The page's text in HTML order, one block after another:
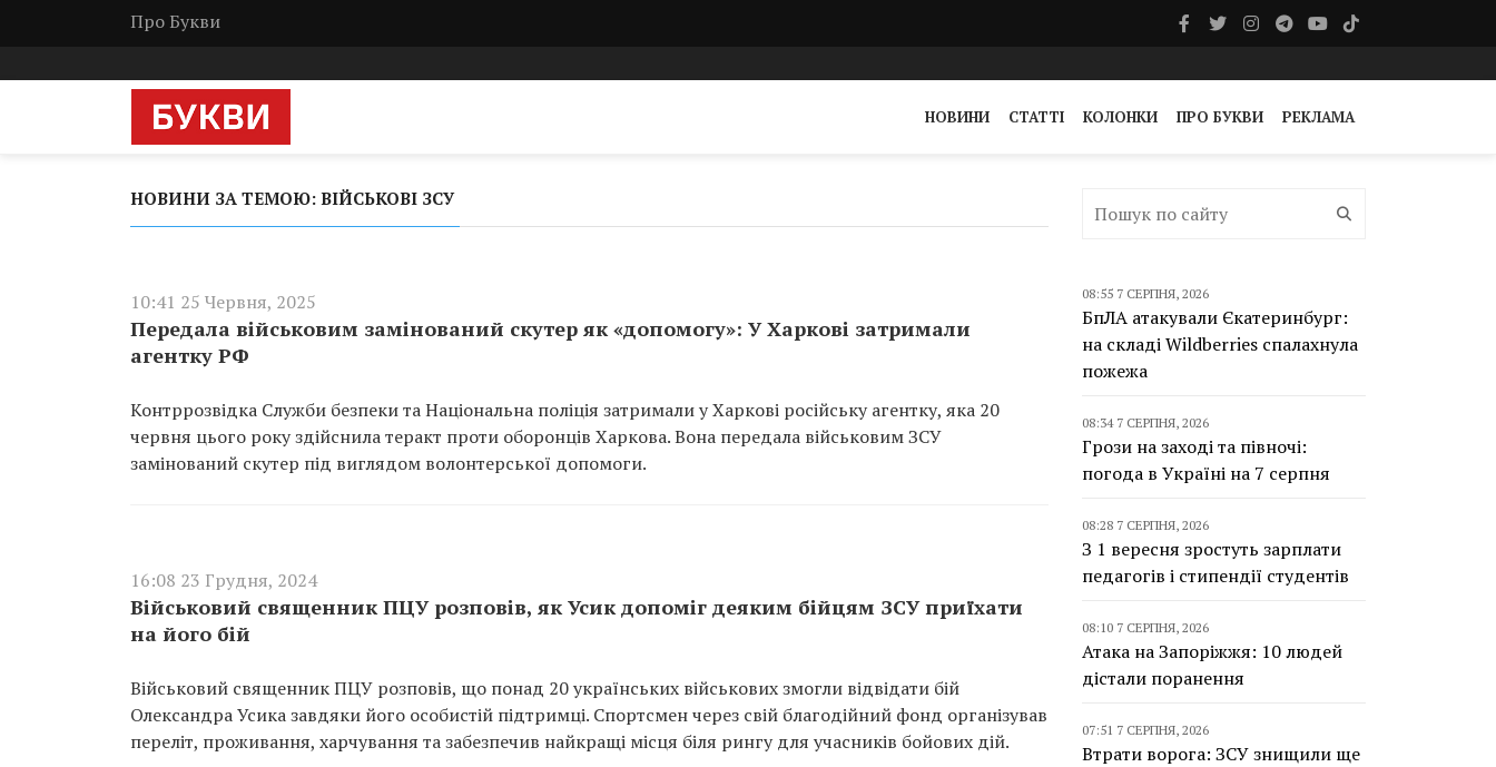
Про Букви
НОВИНИ СТАТТІ КОЛОНКИ ПРО БУКВИ РЕКЛАМА
НОВИНИ ЗА ТЕМОЮ: ВІЙСЬКОВІ ЗСУ
10:41 25 Червня, 2025
Передала військовим замінований скутер як «допомогу»: У Харкові затримали
агентку РФ
Контррозвідка Служби безпеки та Національна поліція затримали у Харкові російську агентку, яка 20
червня цього року здійснила теракт проти оборонців Харкова. Вона передала військовим ЗСУ
замінований скутер під виглядом волонтерської допомоги.
16:08 23 Грудня, 2024
Військовий священник ПЦУ розповів, як Усик допоміг деяким бійцям ЗСУ приїхати
на його бій
Військовий священник ПЦУ розповів, що понад 20 українських військових змогли відвідати бій
Олександра Усика завдяки його особистій підтримці. Спортсмен через свій благодійний фонд організував
переліт, проживання, харчування та забезпечив найкращі місця біля рингу для учасників бойових дій.
08:55 7 СЕРПНЯ, 2026
БпЛА атакували Єкатеринбург:
на складі Wildberries спалахнула
пожежа
08:34 7 СЕРПНЯ, 2026
Грози на заході та півночі:
погода в Україні на 7 серпня
08:28 7 СЕРПНЯ, 2026
З 1 вересня зростуть зарплати
педагогів і стипендії студентів
08:10 7 СЕРПНЯ, 2026
Атака на Запоріжжя: 10 людей
дістали поранення
07:51 7 СЕРПНЯ, 2026
Втрати ворога: ЗСУ знищили ще